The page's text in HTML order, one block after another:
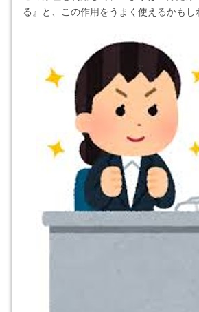
る』と、この作用をうまく使えるかもし